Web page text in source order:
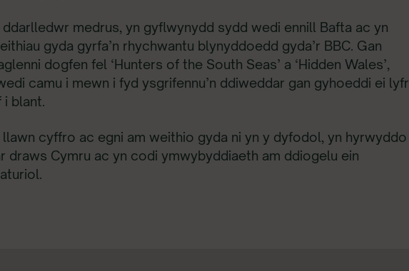
medrus, yn gyflwynydd sydd wedi ennill Bafta ac yn
gyda gyrfa’n rhychwantu blynyddoedd gyda’r BBC. Gan
dogfen fel ‘Hunters of the South Seas’ a ‘Hidden Wales’,
camu i mewn i fyd ysgrifennu’n ddiweddar gan gyhoeddi ei lyfr
i blant.
llawn cyffro ac egni am weithio gyda ni yn y dyfodol, yn hyrwyddo
draws Cymru ac yn codi ymwybyddiaeth am ddiogelu ein